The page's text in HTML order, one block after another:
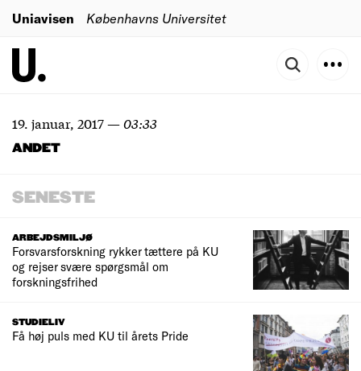
Uniavisen Københavns Universitet
19. januar, 2017—03:33
ANDET
SENESTE
ARBEJDSMILJØ
Forsvarsforskning rykker tættere på KU
og rejser svære spørgsmål om
forskningsfrihed
STUDIELIV
Få høj puls med KU til årets Pride